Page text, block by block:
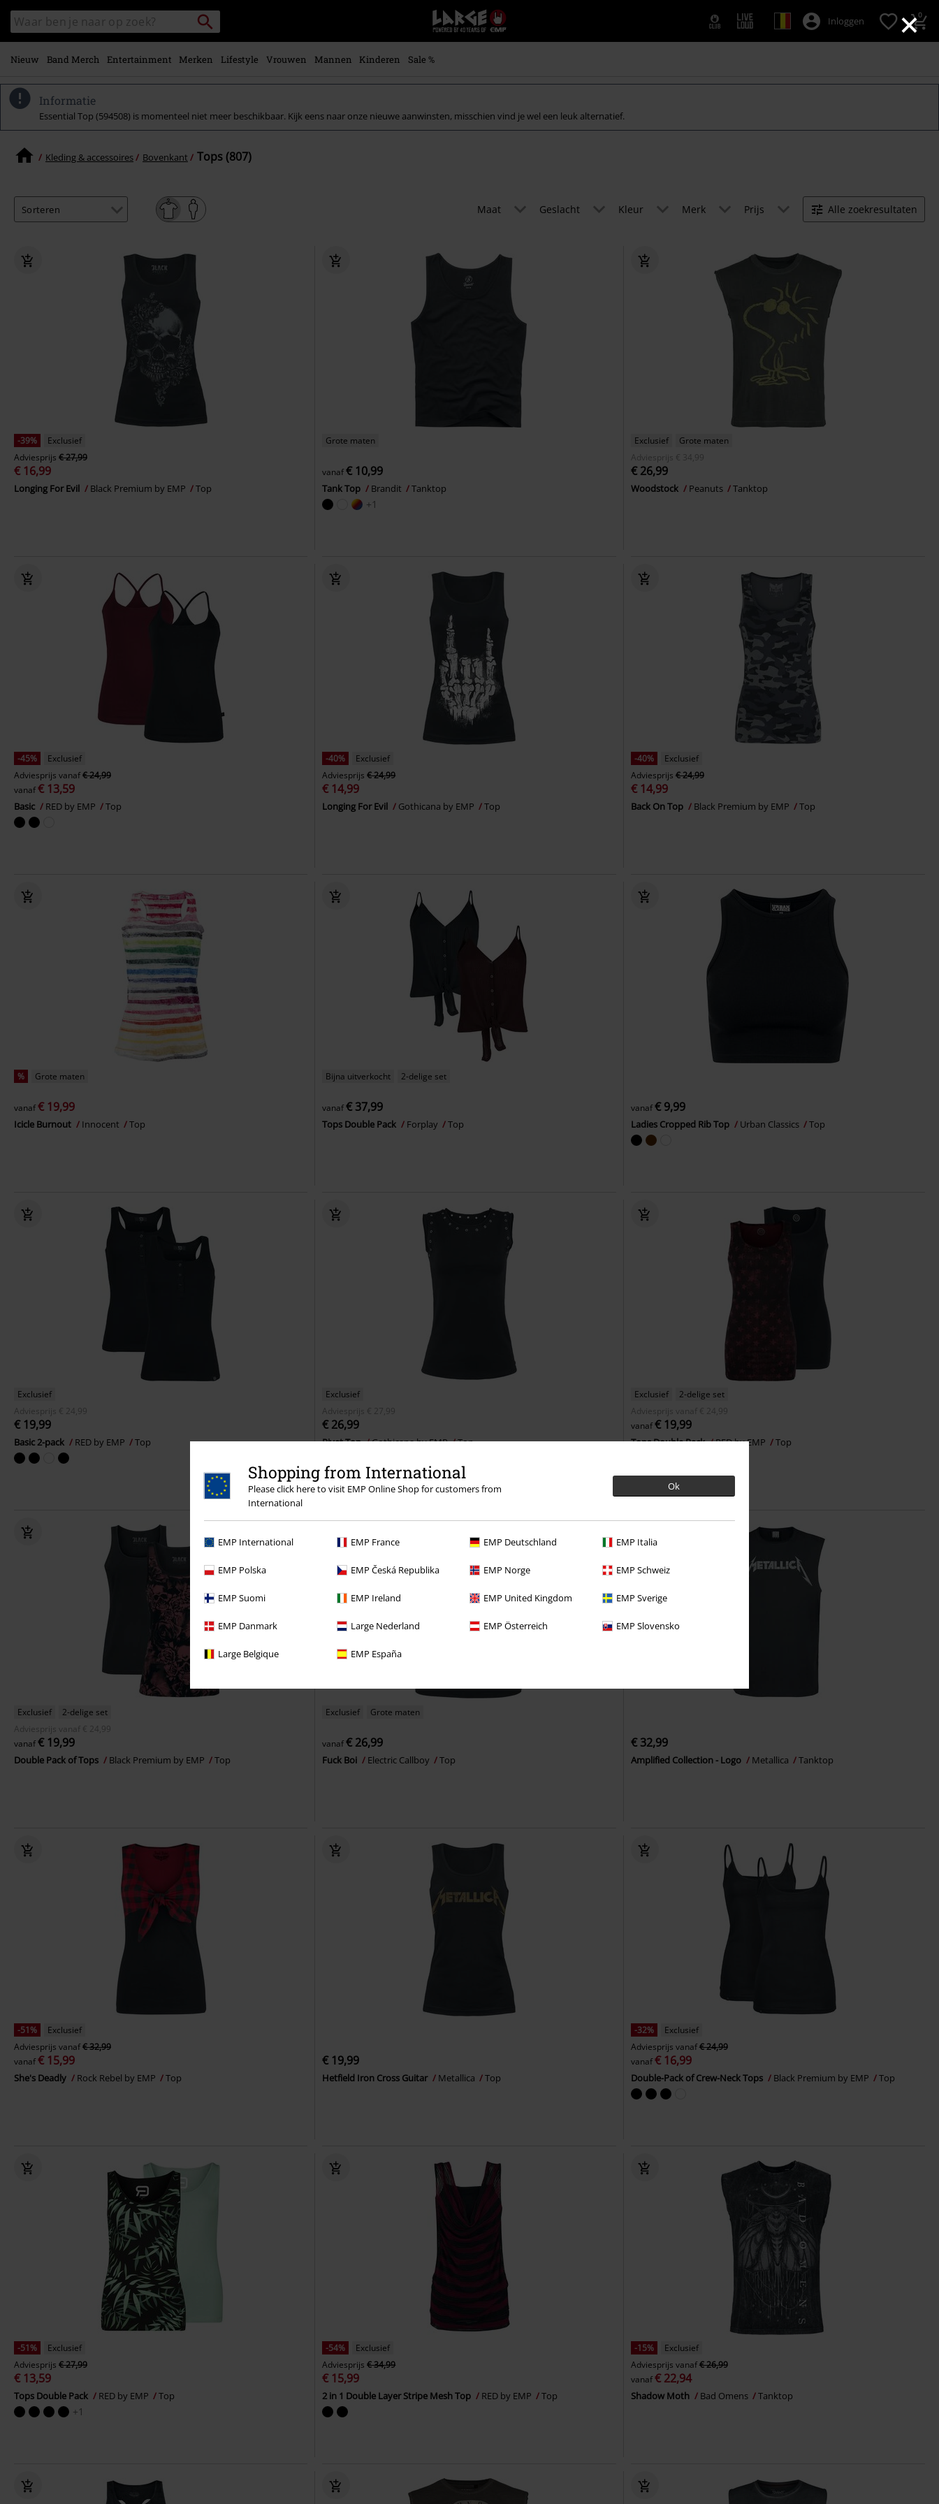
×
Shopping from International
Please click here to visit EMP Online Shop for customers from
International
Ok
EMP International EMP France EMP Deutschland EMP Italia
EMP Polska EMP Česká Republika EMP Norge EMP Schweiz
EMP Suomi EMP Ireland EMP United Kingdom EMP Sverige
EMP Danmark Large Nederland EMP Österreich EMP Slovensko
Large Belgique EMP España
naar
hoofdinhoud
Zoek
in
catalogus
Packstation
zoeken
Large
–
Muziek-,
gaming-
alternatieve
Inloggen 0
Nieuw Band Merch Entertainment Merken Lifestyle Vrouwen Mannen Kinderen Sale %
Informatie
Essential Top (594508) is momenteel niet meer beschikbaar. Kijk eens naar onze nieuwe aanwinsten, misschien vind je wel een leuk alternatief.
Kleding & accessoires Bovenkant Tops (807)
Maat Geslacht Kleur Merk Prijs Alle zoekresultaten
-39%
Exclusief
Adviesprijs € 27,99
€ 16,99
Longing For Evil Black Premium by EMP Top
Grote maten
vanaf€ 10,99
Tank Top Brandit Tanktop
+1
Exclusief
Grote maten
Adviesprijs
€ 34,99
€ 26,99
Woodstock Peanuts Tanktop
-45%
Exclusief
Adviesprijs vanaf€ 24,99
vanaf€ 13,59
Basic RED by EMP Top
-40%
Exclusief
Adviesprijs € 24,99
€ 14,99
Longing For Evil Gothicana by EMP Top
-40%
Exclusief
Adviesprijs € 24,99
€ 14,99
Back On Top Black Premium by EMP Top
% Grote maten
vanaf€ 19,99
Icicle Burnout Innocent Top
Bijna uitverkocht 2-delige set
vanaf€ 37,99
Tops Double Pack Forplay Top
vanaf€ 9,99
Ladies Cropped Rib Top Urban Classics Top
Exclusief
Adviesprijs
€ 24,99
€ 19,99
Basic 2-pack RED by EMP Top
Exclusief
Adviesprijs
€ 27,99
€ 26,99
Rivet Top Gothicana by EMP Top
Exclusief
2-delige set
Adviesprijs
vanaf € 24,99
vanaf€ 19,99
Tops Double Pack RED by EMP Top
Exclusief
2-delige set
Adviesprijs
vanaf € 24,99
vanaf€ 19,99
Double Pack of Tops Black Premium by EMP Top
Exclusief Grote maten
vanaf€ 26,99
Fuck Boi Electric Callboy Top
€ 32,99
Amplified Collection - Logo Metallica Tanktop
-51%
Exclusief
Adviesprijs vanaf€ 32,99
vanaf€ 15,99
She's Deadly Rock Rebel by EMP Top
€ 19,99
Hetfield Iron Cross Guitar Metallica Top
-32%
Exclusief
Adviesprijs vanaf€ 24,99
vanaf€ 16,99
Double-Pack of Crew-Neck Tops Black Premium by EMP Top
-51%
Exclusief
Adviesprijs € 27,99
€ 13,59
Tops Double Pack RED by EMP Top
+1
-54%
Exclusief
Adviesprijs € 34,99
€ 15,99
2 in 1 Double Layer Stripe Mesh Top RED by EMP Top
-15%
Exclusief
Adviesprijs vanaf€ 26,99
vanaf€ 22,94
Shadow Moth Bad Omens Tanktop